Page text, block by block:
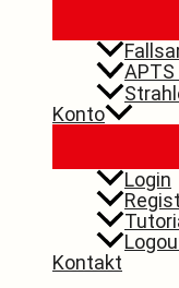
Konto
Login
Kontakt